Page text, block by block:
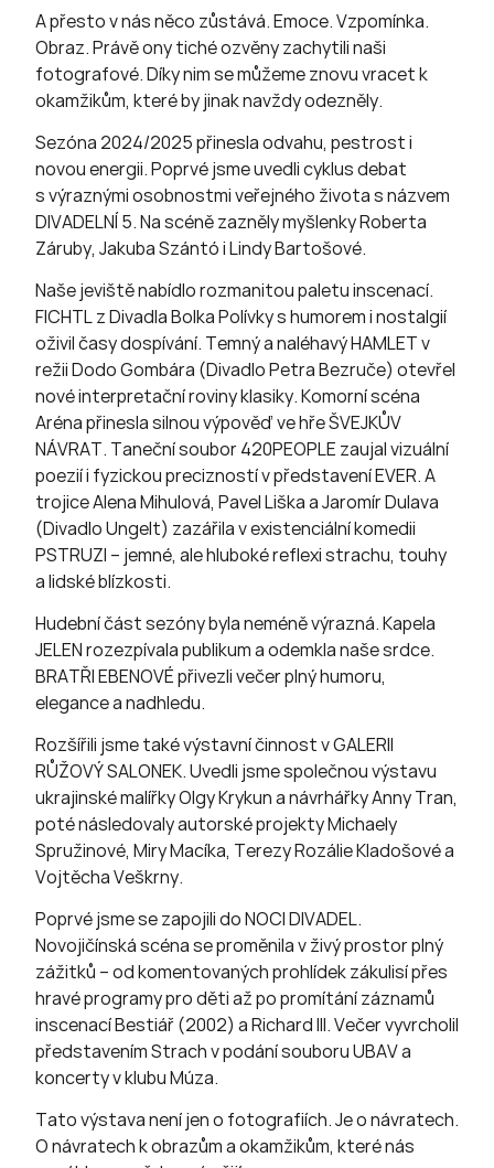
A přesto v nás něco zůstává. Emoce. Vzpomínka.
Obraz. Právě ony tiché ozvěny zachytili naši
fotografové. Díky nim se můžeme znovu vracet k
okamžikům, které by jinak navždy odezněly.
Sezóna 2024/2025 přinesla odvahu, pestrost i
novou energii. Poprvé jsme uvedli cyklus debat
s výraznými osobnostmi veřejného života s názvem
DIVADELNÍ 5. Na scéně zazněly myšlenky Roberta
Záruby, Jakuba Szántó i Lindy Bartošové.
Naše jeviště nabídlo rozmanitou paletu inscenací.
FICHTL z Divadla Bolka Polívky s humorem i nostalgií
oživil časy dospívání. Temný a naléhavý HAMLET v
režii Dodo Gombára (Divadlo Petra Bezruče) otevřel
nové interpretační roviny klasiky. Komorní scéna
Aréna přinesla silnou výpověď ve hře ŠVEJKŮV
NÁVRAT. Taneční soubor 420PEOPLE zaujal vizuální
poezií i fyzickou precizností v představení EVER. A
trojice Alena Mihulová, Pavel Liška a Jaromír Dulava
(Divadlo Ungelt) zazářila v existenciální komedii
PSTRUZI – jemné, ale hluboké reflexi strachu, touhy
a lidské blízkosti.
Hudební část sezóny byla neméně výrazná. Kapela
JELEN rozezpívala publikum a odemkla naše srdce.
BRATŘI EBENOVÉ přivezli večer plný humoru,
elegance a nadhledu.
Rozšířili jsme také výstavní činnost v GALERII
RŮŽOVÝ SALONEK. Uvedli jsme společnou výstavu
ukrajinské malířky Olgy Krykun a návrhářky Anny Tran,
poté následovaly autorské projekty Michaely
Spružinové, Miry Macíka, Terezy Rozálie Kladošové a
Vojtěcha Veškrny.
Poprvé jsme se zapojili do NOCI DIVADEL.
Novojičínská scéna se proměnila v živý prostor plný
zážitků – od komentovaných prohlídek zákulisí přes
hravé programy pro děti až po promítání záznamů
inscenací Bestiář (2002) a Richard III. Večer vyvrcholil
představením Strach v podání souboru UBAV a
koncerty v klubu Múza.
Tato výstava není jen o fotografiích. Je o návratech.
O návratech k obrazům a okamžikům, které nás